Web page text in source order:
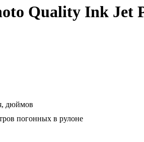
Quality Ink Jet
дюймов
погонных в рулоне